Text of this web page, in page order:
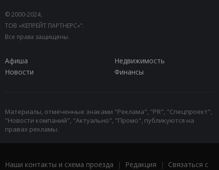
© 2000-2024,
ТОВ «КЕПРЕЙТ ПАРТНЕРС»".
Все права защищены.
Афиша
Недвижимость
Новости
Финансы
Материалы, отмеченные знаками "Реклама", "PR", "Спецпроект",
"Новости компаний", "Актуально", "Промо", публикуются на
правах рекламы.
Наши контакты и схема проезда | Редакция | Связаться с